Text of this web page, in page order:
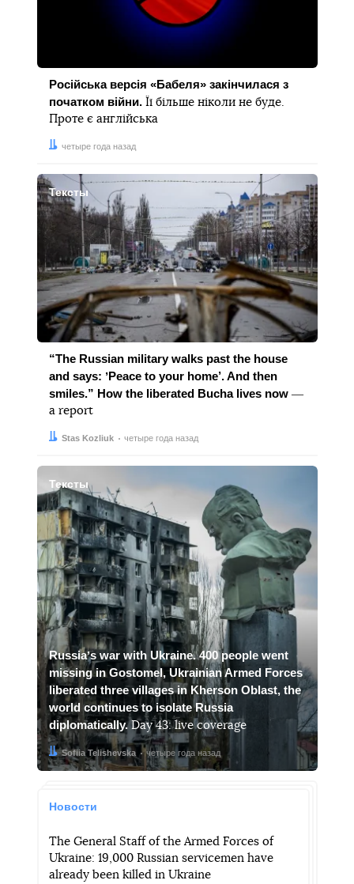
Російська версія «Бабеля» закінчилася з
початком війни.Її більше ніколи не буде.
Проте є англійська
Дата:четыре года назад
Тексты
“The Russian military walks past the house
and says: ʼPeace to your home’. And then
smiles.” How the liberated Bucha lives now―
a report
Автор:
Stas Kozliuk
Дата: четыре года назад
Тексты
Russiaʼs war with Ukraine. 400 people went
missing in Gostomel, Ukrainian Armed Forces
liberated three villages in Kherson Oblast, the
world continues to isolate Russia
diplomatically.Day 43: live coverage
Автор:Sofiia Telishevska
Дата: четыре года назад
Новости
The General Staff of the Armed Forces of
Ukraine: 19,000 Russian servicemen have
already been killed in Ukraine